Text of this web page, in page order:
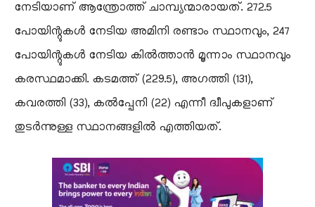
നേടിയാണ് ആന്ത്രോത്ത് ചാമ്പ്യന്മാരായത്. 272.5
പോയിന്റുകൾ നേടിയ അമിനി രണ്ടാം സ്ഥാനവും, 247
പോയിന്റുകൾ നേടിയ കിൽത്താൻ മൂന്നാം സ്ഥാനവും
കരസ്ഥമാക്കി. കടമത്ത് (229.5), അഗത്തി (131),
കവരത്തി (33), കൽപ്പേനി (22) എന്നീ ദ്വീപുകളാണ്
തുടർന്നുള്ള സ്ഥാനങ്ങളിൽ എത്തിയത്.